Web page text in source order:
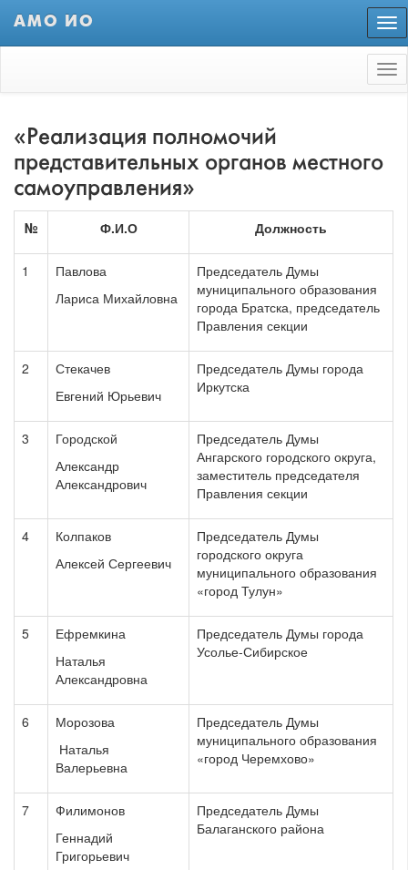
АМО ИО
«Реализация полномочий
представительных органов местного
самоуправления»
№ Ф.И.О Должность
1
Павлова
Лариса Михайловна
Председатель Думы
муниципального образования
города Братска, председатель
Правления секции
2
Стекачев
Евгений Юрьевич
Председатель Думы города
Иркутска
3
Городской
Александр
Александрович
Председатель Думы
Ангарского городского округа,
заместитель председателя
Правления секции
4
Колпаков
Алексей Сергеевич
Председатель Думы
городского округа
муниципального образования
«город Тулун»
5
Ефремкина
Наталья
Александровна
Председатель Думы города
Усолье-Сибирское
6
Морозова
Наталья
Валерьевна
Председатель Думы
муниципального образования
«город Черемхово»
7
Филимонов
Геннадий
Григорьевич
Председатель Думы
Балаганского района